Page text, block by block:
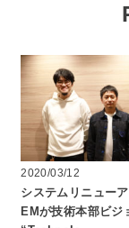
2020/03/12
システムリニューア
EMが技術本部ビジ